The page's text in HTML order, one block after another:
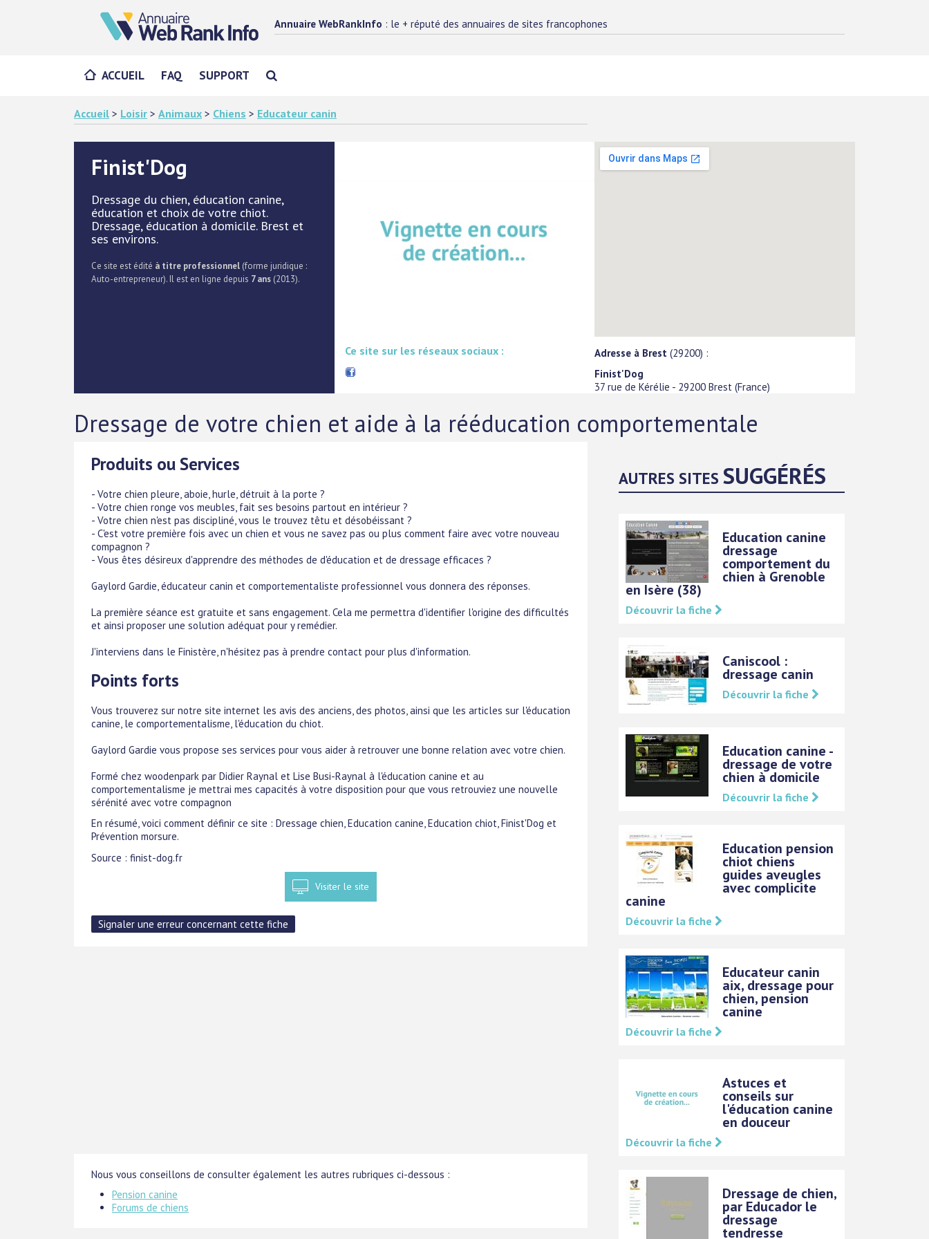
Annuaire WebRankInfo : le + réputé des annuaires de sites francophones
ACCUEIL FAQ SUPPORT
Accueil > Loisir > Animaux > Chiens > Educateur canin
Finist'Dog
Dressage du chien, éducation canine,
éducation et choix de votre chiot.
Dressage, éducation à domicile. Brest et
ses environs.
Ce site est édité à titre professionnel (forme juridique :
Auto-entrepreneur). Il est en ligne depuis 7 ans (2013).
Ce site sur les réseaux sociaux : Adresse à Brest (29200) :
Finist'Dog
37 rue de Kérélie - 29200 Brest (France)
Dressage de votre chien et aide à la rééducation comportementale
Produits ou Services
- Votre chien pleure, aboie, hurle, détruit à la porte ?
- Votre chien ronge vos meubles, fait ses besoins partout en intérieur ?
- Votre chien n'est pas discipliné, vous le trouvez têtu et désobéissant ?
- C'est votre première fois avec un chien et vous ne savez pas ou plus comment faire avec votre nouveau
compagnon ?
- Vous êtes désireux d'apprendre des méthodes de d'éducation et de dressage efficaces ?
Gaylord Gardie, éducateur canin et comportementaliste professionnel vous donnera des réponses.
La première séance est gratuite et sans engagement. Cela me permettra d'identifier l'origine des difficultés
et ainsi proposer une solution adéquat pour y remédier.
J'interviens dans le Finistère, n'hésitez pas à prendre contact pour plus d'information.
Points forts
Vous trouverez sur notre site internet les avis des anciens, des photos, ainsi que les articles sur l'éducation
canine, le comportementalisme, l'éducation du chiot.
Gaylord Gardie vous propose ses services pour vous aider à retrouver une bonne relation avec votre chien.
Formé chez woodenpark par Didier Raynal et Lise Busi-Raynal à l'éducation canine et au
comportementalisme je mettrai mes capacités à votre disposition pour que vous retrouviez une nouvelle
sérénité avec votre compagnon
En résumé, voici comment définir ce site : Dressage chien, Education canine, Education chiot, Finist'Dog et
Prévention morsure.
Source : finist-dog.fr
Visiter le site
Nous vous conseillons de consulter également les autres rubriques ci-dessous :
Pension canine
Forums de chiens
AUTRES SITESSUGGÉRÉS
Education canine
dressage
comportement du
chien à Grenoble
en Isère (38)
Découvrir la fiche
Caniscool :
dressage canin
Découvrir la fiche
Education canine -
dressage de votre
chien à domicile
Découvrir la fiche
Education pension
chiot chiens
guides aveugles
avec complicite
canine
Découvrir la fiche
Educateur canin
aix, dressage pour
chien, pension
canine
Découvrir la fiche
Astuces et
conseils sur
l'éducation canine
en douceur
Découvrir la fiche
Dressage de chien,
par Educador le
dressage
tendresse